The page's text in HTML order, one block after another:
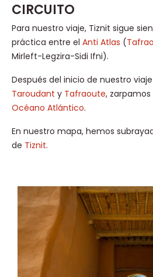
CIRCUITO
Para nuestro viaje, Tiznit sigue
práctica entre el Anti Atlas (
Mirleft-Legzira-Sidi Ifni).
Después del inicio de nuestro
Taroudant y Tafraoute,
Océano Atlántico.
En nuestro mapa, hemos
de Tiznit.